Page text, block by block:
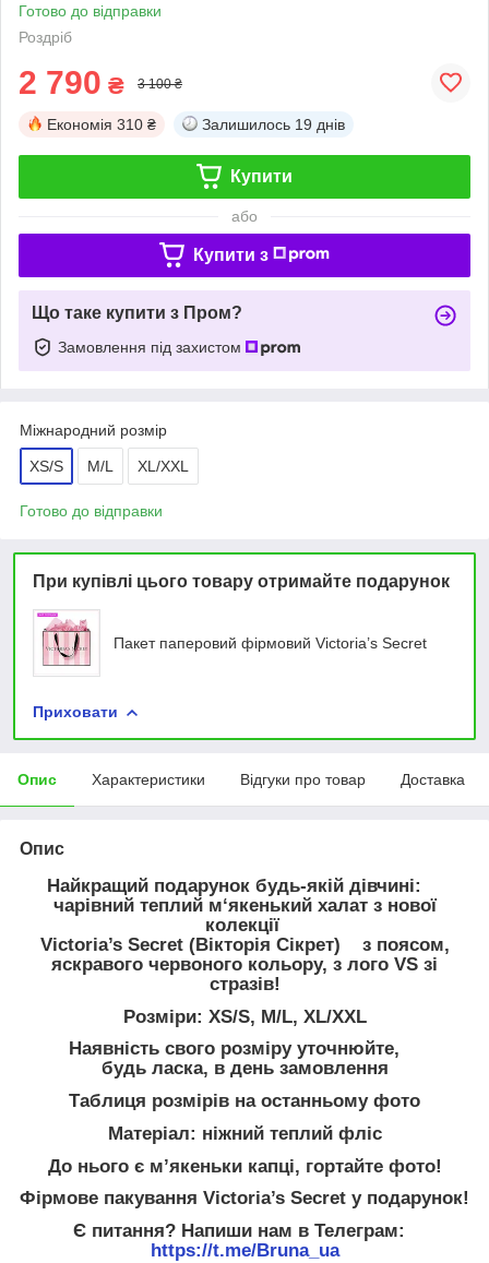
Готово до відправки
Роздріб
2 790 ₴ 3 100 ₴
Економія 310 ₴ Залишилось 19 днів
Купити
або
Купити з
Що таке купити з Пром?
Замовлення під захистом
Міжнародний розмір
XS/S M/L XL/XXL
Готово до відправки
При купівлі цього товару отримайте подарунок
Пакет паперовий фірмовий Victoria’s Secret
Приховати
Опис Характеристики Відгуки про товар Доставка
Опис
Найкращий подарунок будь-якій дівчині:
чарівний теплий м‘якенький халат з нової
колекції
Victoria’s Secret (Вікторія Сікрет) з поясом,
яскравого червоного кольору, з лого VS зі
стразів!
Розміри: XS/S, M/L, XL/XXL
Наявність свого розміру уточнюйте,
будь ласка, в день замовлення
Таблиця розмірів на останньому фото
Матеріал: ніжний теплий фліс
До нього є мʼякеньки капці, гортайте фото!
Фірмове пакування Victoria’s Secret у подарунок!
Є питання? Напиши нам в Телеграм:
https://t.me/Bruna_ua